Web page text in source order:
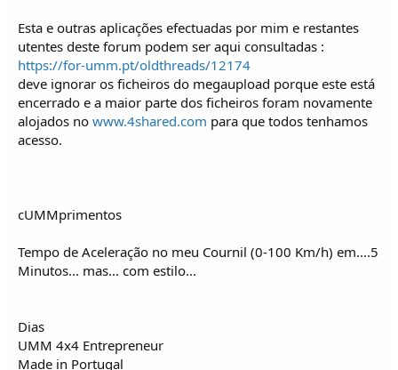
Esta e outras aplicações efectuadas por mim e restantes
utentes deste forum podem ser aqui consultadas :
https://for-umm.pt/oldthreads/12174
deve ignorar os ficheiros do megaupload porque este está
encerrado e a maior parte dos ficheiros foram novamente
alojados no www.4shared.com para que todos tenhamos
acesso.
cUMMprimentos
Tempo de Aceleração no meu Cournil (0-100 Km/h) em....5
Minutos... mas... com estilo...
Dias
UMM 4x4 Entrepreneur
Made in Portugal